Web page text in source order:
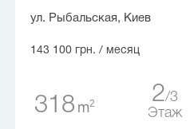
ул. Рыбальская, Киев
143 100 грн. / месяц
318 m2 2 3
Этаж